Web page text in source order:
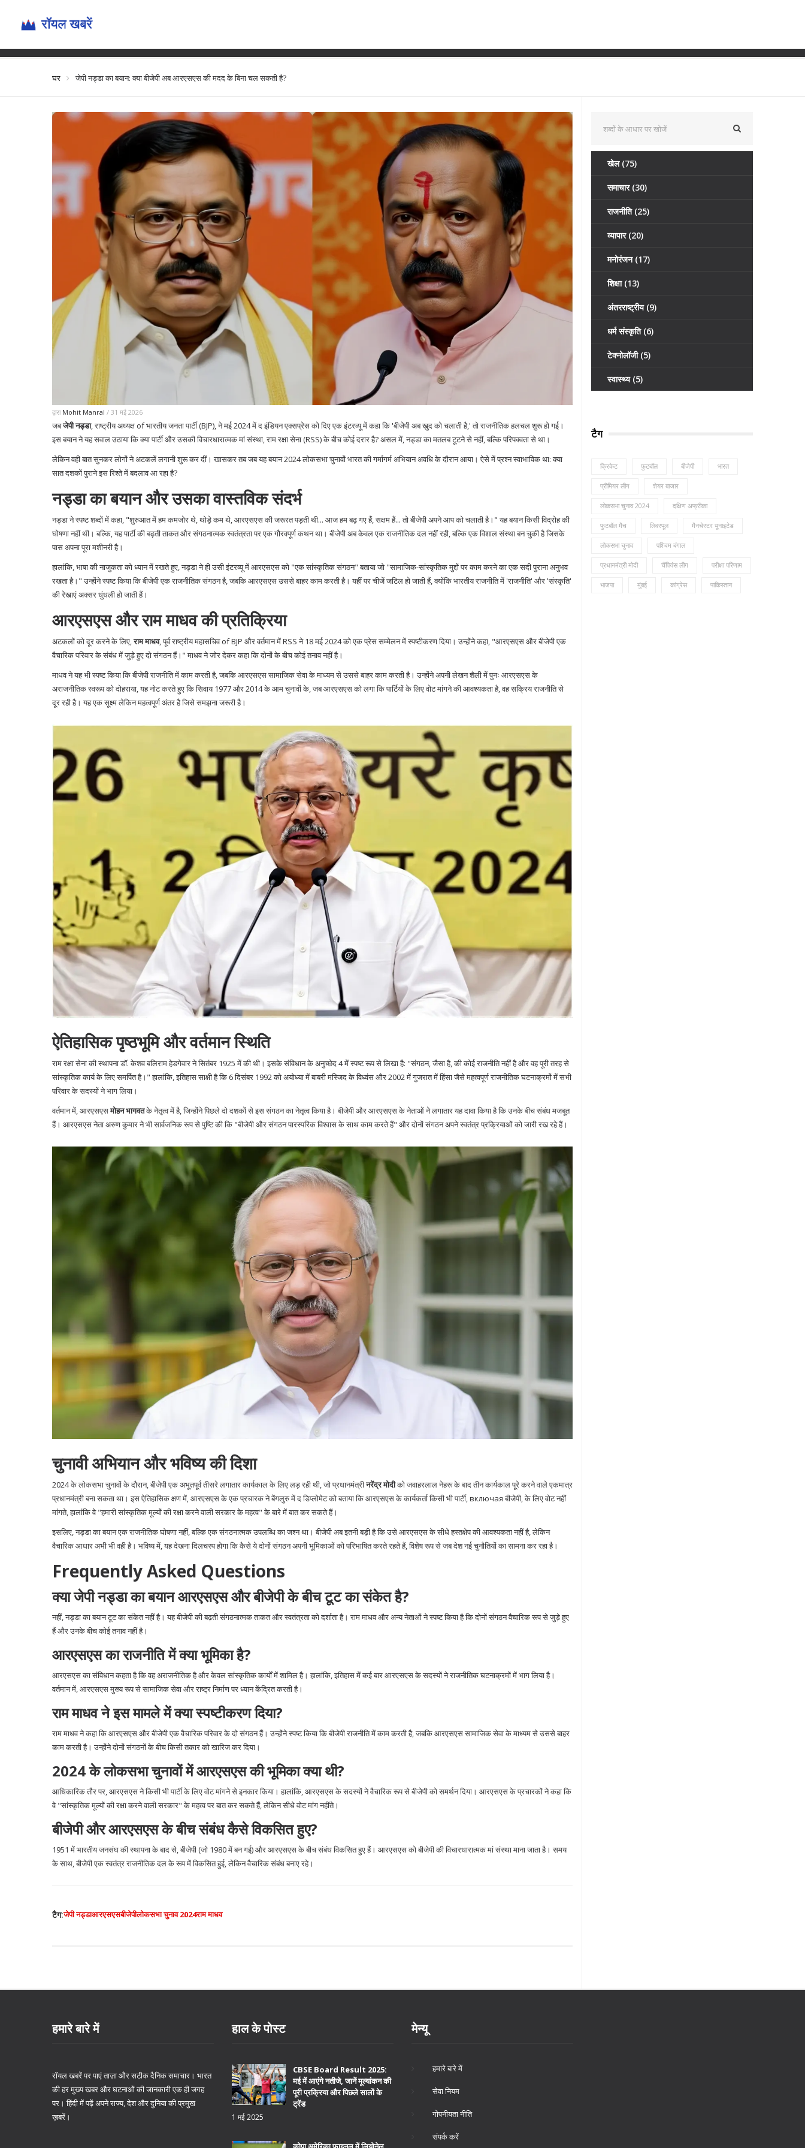
जेपी नड्डा का बयान: क्या बीजेपी अब आरएसएस की मदद के बिना चल सकती है?
घर जेपी नड्डा का बयान: क्या बीजेपी अब आरएसएस की मदद के बिना चल सकती है?
द्वारा Mohit Manral / 31 मई 2026
जबजेपी नड्डा,राष्ट्रीय अध्यक्ष ofभारतीय जनता पार्टी (BJP), ने मई 2024 मेंद इंडियन एक्सप्रेसको दिए एक इंटरव्यू में कहा कि 'बीजेपी अब खुद को चलाती है,' तो राजनीतिक हलचल शुरू हो गई।
इस बयान ने यह सवाल उठाया कि क्या पार्टी और उसकी विचारधारात्मक मां संस्था,राम रक्षा सेना (RSS)के बीच कोई दरार है? असल में, नड्डा का मतलब टूटने से नहीं, बल्कि परिपक्वता से था।
लेकिन वही बात सुनकर लोगों ने अटकलें लगानी शुरू कर दीं। खासकर तब जब यह बयान2024 लोकसभा चुनावोंभारतकी गर्मागर्म अभियान अवधि के दौरान आया। ऐसे में प्रश्न स्वाभाविक था: क्या
सात दशकों पुराने इस रिश्ते में बदलाव आ रहा है?
नड्डा का बयान और उसका वास्तविक संदर्भ
नड्डा ने स्पष्ट शब्दों में कहा, "शुरुआत में हम कमजोर थे, थोड़े कम थे, आरएसएस की जरूरत पड़ती थी... आज हम बढ़ गए हैं, सक्षम हैं... तो बीजेपी अपने आप को चलाती है।" यह बयान किसी विद्रोह की
घोषणा नहीं थी। बल्कि, यह पार्टी की बढ़ती ताकत और संगठनात्मक स्वतंत्रता पर एक गौरवपूर्ण कथन था। बीजेपी अब केवल एक राजनीतिक दल नहीं रही, बल्कि एक विशाल संस्था बन चुकी है जिसके
पास अपना पूरा मशीनरी है।
हालांकि, भाषा की नाजुकता को ध्यान में रखते हुए, नड्डा ने ही उसी इंटरव्यू में आरएसएस को "एक सांस्कृतिक संगठन" बताया जो "सामाजिक-सांस्कृतिक मुद्दों पर काम करने का एक सदी पुराना अनुभव
रखता है।" उन्होंने स्पष्ट किया कि बीजेपी एक राजनीतिक संगठन है, जबकि आरएसएस उससे बाहर काम करती है। यहीं पर चीजें जटिल हो जाती हैं, क्योंकि भारतीय राजनीति में 'राजनीति' और 'संस्कृति'
की रेखाएं अक्सर धुंधली हो जाती हैं।
आरएसएस और राम माधव की प्रतिक्रिया
अटकलों को दूर करने के लिए,राम माधव,पूर्व राष्ट्रीय महासचिवofBJP और वर्तमान मेंRSSने 18 मई 2024 को एक प्रेस सम्मेलन में स्पष्टीकरण दिया। उन्होंने कहा, "आरएसएस और बीजेपी एक
वैचारिक परिवार के संबंध में जुड़े हुए दो संगठन हैं।" माधव ने जोर देकर कहा कि दोनों के बीच कोई तनाव नहीं है।
माधव ने यह भी स्पष्ट किया कि बीजेपी राजनीति में काम करती है, जबकि आरएसएस सामाजिक सेवा के माध्यम से उससे बाहर काम करती है। उन्होंने अपनी लेखन शैली में पुनः आरएसएस के
अराजनीतिक स्वरूप को दोहराया, यह नोट करते हुए कि सिवाय 1977 और 2014 के आम चुनावों के, जब आरएसएस को लगा कि पार्टियों के लिए वोट मांगने की आवश्यकता है, वह सक्रिय राजनीति से
दूर रही है। यह एक सूक्ष्म लेकिन महत्वपूर्ण अंतर है जिसे समझना जरूरी है।
ऐतिहासिक पृष्ठभूमि और वर्तमान स्थिति
राम रक्षा सेनाकी स्थापनाडॉ. केशव बलिराम हेडगेवारने सितंबर 1925 में की थी। इसके संविधान के अनुच्छेद 4 में स्पष्ट रूप से लिखा है: "संगठन, जैसा है, की कोई राजनीति नहीं है और वह पूरी तरह से
सांस्कृतिक कार्य के लिए समर्पित है।" हालांकि, इतिहास साक्षी है कि 6 दिसंबर 1992 को अयोध्या में बाबरी मस्जिद के विध्वंस और 2002 में गुजरात में हिंसा जैसे महत्वपूर्ण राजनीतिक घटनाक्रमों में सभी
परिवार के सदस्यों ने भाग लिया।
वर्तमान में, आरएसएसमोहन भागवतके नेतृत्व में है, जिन्होंने पिछले दो दशकों से इस संगठन का नेतृत्व किया है। बीजेपी और आरएसएस के नेताओं ने लगातार यह दावा किया है कि उनके बीच संबंध मजबूत
हैं। आरएसएस नेता अरुण कुमार ने भी सार्वजनिक रूप से पुष्टि की कि "बीजेपी और संगठन पारस्परिक विश्वास के साथ काम करते हैं" और दोनों संगठन अपने स्वतंत्र प्रक्रियाओं को जारी रख रहे हैं।
चुनावी अभियान और भविष्य की दिशा
2024 के लोकसभा चुनावों के दौरान, बीजेपी एक अभूतपूर्व तीसरे लगातार कार्यकाल के लिए लड़ रही थी, जो प्रधानमंत्रीनरेंद्र मोदीको जवाहरलाल नेहरू के बाद तीन कार्यकाल पूरे करने वाले एकमात्र
प्रधानमंत्री बना सकता था। इस ऐतिहासिक क्षण में, आरएसएस के एक प्रचारक ने बेंगलुरु में द डिप्लोमेट को बताया कि आरएसएस के कार्यकर्ता किसी भी पार्टी, включая बीजेपी, के लिए वोट नहीं
मांगते, हालांकि वे "हमारी सांस्कृतिक मूल्यों की रक्षा करने वाली सरकार के महत्व" के बारे में बात कर सकते हैं।
इसलिए, नड्डा का बयान एक राजनीतिक घोषणा नहीं, बल्कि एक संगठनात्मक उपलब्धि का जश्न था। बीजेपी अब इतनी बड़ी है कि उसे आरएसएस के सीधे हस्तक्षेप की आवश्यकता नहीं है, लेकिन
वैचारिक आधार अभी भी वही है। भविष्य में, यह देखना दिलचस्प होगा कि कैसे ये दोनों संगठन अपनी भूमिकाओं को परिभाषित करते रहते हैं, विशेष रूप से जब देश नई चुनौतियों का सामना कर रहा है।
Frequently Asked Questions
क्या जेपी नड्डा का बयान आरएसएस और बीजेपी के बीच टूट का संकेत है?
नहीं, नड्डा का बयान टूट का संकेत नहीं है। यह बीजेपी की बढ़ती संगठनात्मक ताकत और स्वतंत्रता को दर्शाता है। राम माधव और अन्य नेताओं ने स्पष्ट किया है कि दोनों संगठन वैचारिक रूप से जुड़े हुए
हैं और उनके बीच कोई तनाव नहीं है।
आरएसएस का राजनीति में क्या भूमिका है?
आरएसएस का संविधान कहता है कि वह अराजनीतिक है और केवल सांस्कृतिक कार्यों में शामिल है। हालांकि, इतिहास में कई बार आरएसएस के सदस्यों ने राजनीतिक घटनाक्रमों में भाग लिया है।
वर्तमान में, आरएसएस मुख्य रूप से सामाजिक सेवा और राष्ट्र निर्माण पर ध्यान केंद्रित करती है।
राम माधव ने इस मामले में क्या स्पष्टीकरण दिया?
राम माधव ने कहा कि आरएसएस और बीजेपी एक वैचारिक परिवार के दो संगठन हैं। उन्होंने स्पष्ट किया कि बीजेपी राजनीति में काम करती है, जबकि आरएसएस सामाजिक सेवा के माध्यम से उससे बाहर
काम करती है। उन्होंने दोनों संगठनों के बीच किसी तकार को खारिज कर दिया।
2024 के लोकसभा चुनावों में आरएसएस की भूमिका क्या थी?
आधिकारिक तौर पर, आरएसएस ने किसी भी पार्टी के लिए वोट मांगने से इनकार किया। हालांकि, आरएसएस के सदस्यों ने वैचारिक रूप से बीजेपी को समर्थन दिया। आरएसएस के प्रचारकों ने कहा कि
वे "सांस्कृतिक मूल्यों की रक्षा करने वाली सरकार" के महत्व पर बात कर सकते हैं, लेकिन सीधे वोट मांग नहींते।
बीजेपी और आरएसएस के बीच संबंध कैसे विकसित हुए?
1951 में भारतीय जनसंघ की स्थापना के बाद से, बीजेपी (जो 1980 में बन गई) और आरएसएस के बीच संबंध विकसित हुए हैं। आरएसएस को बीजेपी की विचारधारात्मक मां संस्था माना जाता है। समय
के साथ, बीजेपी एक स्वतंत्र राजनीतिक दल के रूप में विकसित हुई, लेकिन वैचारिक संबंध बनाए रहे।
टैग:जेपी नड्डाआरएसएसबीजेपीलोकसभा चुनाव 2024राम माधव
खेल (75)
समाचार (30)
राजनीति (25)
व्यापार (20)
मनोरंजन (17)
शिक्षा (13)
अंतरराष्ट्रीय (9)
धर्म संस्कृति (6)
टेक्नोलॉजी (5)
स्वास्थ्य (5)
टैग
क्रिकेट फुटबॉल बीजेपी भारत
प्रीमियर लीग शेयर बाजार
लोकसभा चुनाव 2024 दक्षिण अफ्रीका
फुटबॉल मैच लिवरपूल मैनचेस्टर यूनाइटेड
लोकसभा चुनाव पश्चिम बंगाल
प्रधानमंत्री मोदी चैंपियंस लीग परीक्षा परिणाम
भाजपा मुंबई कांग्रेस पाकिस्तान
हमारे बारे में
रॉयल खबरें पर पाएं ताज़ा और सटीक दैनिक समाचार। भारत
की हर मुख्य खबर और घटनाओं की जानकारी एक ही जगह
पर। हिंदी में पढ़ें अपने राज्य, देश और दुनिया की प्रमुख
ख़बरें।
हाल के पोस्ट
CBSE Board Result 2025:
मई में आएंगे नतीजे, जानें मूल्यांकन की
पूरी प्रक्रिया और पिछले सालों के
ट्रेंड
1 मई 2025
मेन्यू
हमारे बारे में
सेवा नियम
गोपनीयता नीति
संपर्क करें